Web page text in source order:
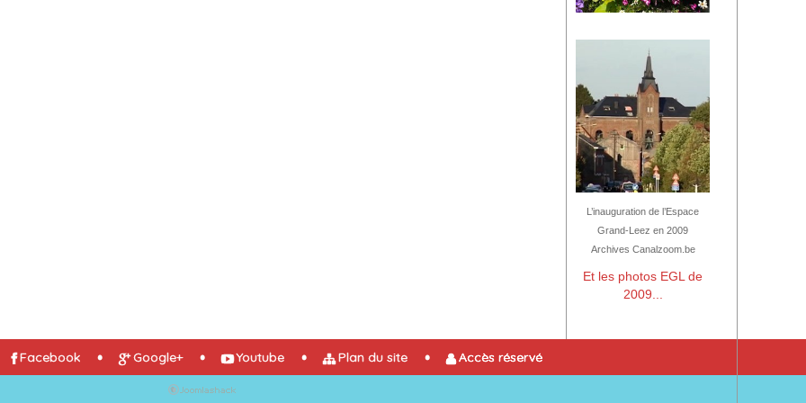
L’inauguration de l’Espace
Grand-Leez en 2009
Archives Canalzoom.be
Et les photos EGL de
2009...
Facebook Google+ Youtube Plan du site Accès réservé